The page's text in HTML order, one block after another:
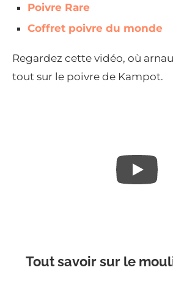
Poivre Rare
Coffret poivre du monde
Regardez cette vidéo, où
tout sur le poivre de Kampot.
Tout savoir sur le